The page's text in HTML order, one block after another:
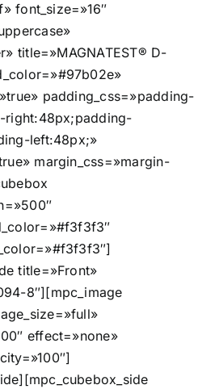
font_size=»16″
title=»MAGNATEST® D-
padding_css=»padding-
right:48px;padding-
left:48px;»
margin_css=»margin-
title=»Front»
8″][mpc_image
effect=»none»